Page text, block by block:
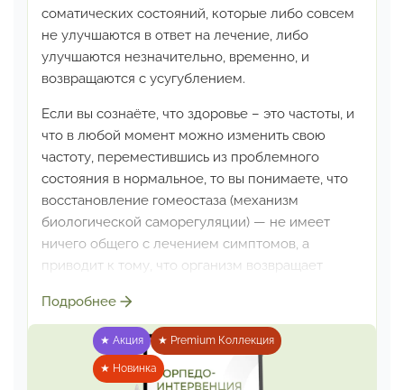
соматических состояний, которые либо совсем
не улучшаются в ответ на лечение, либо
улучшаются незначительно, временно, и
возвращаются с усугублением.
Если вы сознаёте, что здоровье – это частоты, и
что в любой момент можно изменить свою
частоту, переместившись из проблемного
состояния в нормальное, то вы понимаете, что
восстановление гомеостаза (механизм
биологической саморегуляции) — не имеет
ничего общего с лечением симптомов, а
приводит к тому, что организм возвращает
самостоятельно и перестаёт болеть затяжным
образом.
Переместить себя с частот болезней на частоты
Подробнее
★ Акция ★ Premium Коллекция
★ Новинка